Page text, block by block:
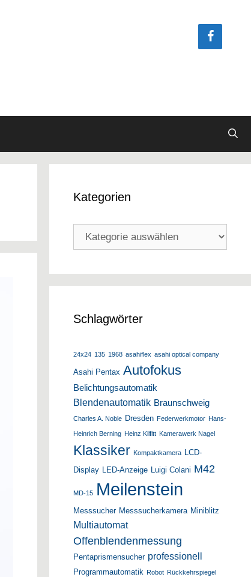
Kategorien
Kategorien
Schlagwörter
24x24 135 1968 asahiflex asahi optical company
Asahi Pentax Autofokus
Belichtungsautomatik
Blendenautomatik Braunschweig
Charles A. Noble Dresden Federwerkmotor Hans-
Heinrich Berning Heinz Kilfitt Kamerawerk Nagel
Klassiker Kompaktkamera LCD-
Display LED-Anzeige Luigi Colani M42
MD-15 Meilenstein
Messsucher Messsucherkamera Miniblitz
Multiautomat
Offenblendenmessung
Pentaprismensucher professionell
Programmautomatik Robot Rückkehrspiegel